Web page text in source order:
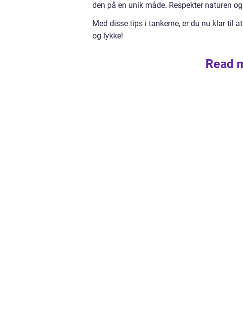
den på en unik måde. Respekter naturen
Med disse tips i tankerne, er du nu klar til
og lykke!
Read